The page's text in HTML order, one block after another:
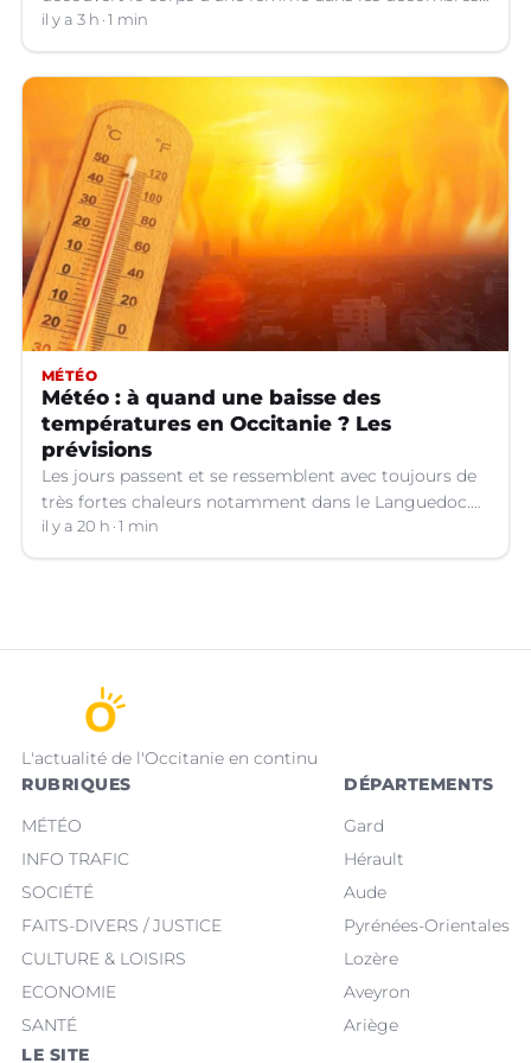
de sa maison qui avait pris feu à Cazouls-lès-Béziers
(Hérault).
il y a 3 h 1 min
MÉTÉO
Météo : à quand une baisse des
températures en Occitanie ? Les
prévisions
Les jours passent et se ressemblent avec toujours de
très fortes chaleurs notamment dans le Languedoc.
Jusqu’à quand ?
il y a 20 h 1 min
L'actualité de l'Occitanie en continu
RUBRIQUES
MÉTÉO
INFO TRAFIC
SOCIÉTÉ
FAITS-DIVERS / JUSTICE
CULTURE & LOISIRS
ECONOMIE
SANTÉ
DÉPARTEMENTS
Gard
Hérault
Aude
Pyrénées-Orientales
Lozère
Aveyron
Ariège
LE SITE